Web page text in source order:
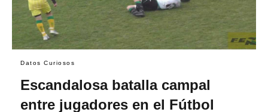
Datos Curiosos
Escandalosa batalla campal
entre jugadores en el Fútbol